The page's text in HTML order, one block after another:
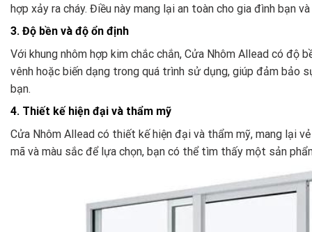
hợp xảy ra cháy. Điều này mang lại an toàn cho gia đình bạn
3. Độ bền và độ ổn định
Với khung nhôm hợp kim chắc chắn, Cửa Nhôm Allead có độ
vênh hoặc biến dạng trong quá trình sử dụng, giúp đảm bảo
bạn.
4. Thiết kế hiện đại và thẩm mỹ
Cửa Nhôm Allead có thiết kế hiện đại và thẩm mỹ, mang lại
mã và màu sắc để lựa chọn, bạn có thể tìm thấy một sản